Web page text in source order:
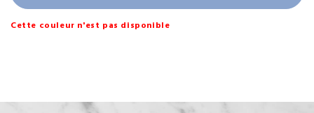
Cette couleur n'est pas disponible